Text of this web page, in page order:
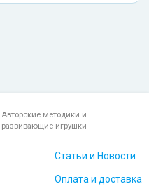
Авторские методики и
развивающие игрушки
Статьи и Новости
Оплата и доставка